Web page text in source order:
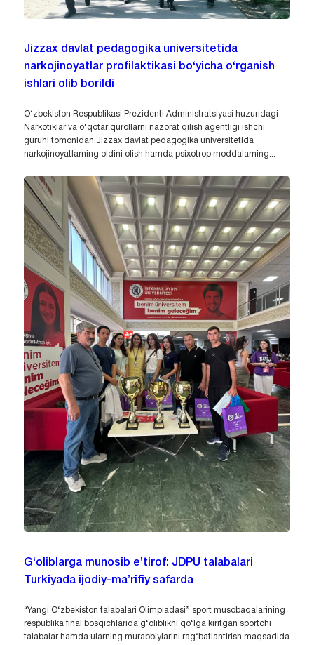
Jizzax davlat pedagogika universitetida
narkojinoyatlar profilaktikasi bo‘yicha o‘rganish
ishlari olib borildi
O‘zbekiston Respublikasi Prezidenti Administratsiyasi huzuridagi
Narkotiklar va o‘qotar qurollarni nazorat qilish agentligi ishchi
guruhi tomonidan Jizzax davlat pedagogika universitetida
narkojinoyatlarning oldini olish hamda psixotrop moddalarning...
G‘oliblarga munosib e’tirof: JDPU talabalari
Turkiyada ijodiy-ma’rifiy safarda
“Yangi O‘zbekiston talabalari Olimpiadasi” sport musobaqalarining
respublika final bosqichlarida g‘oliblikni qo‘lga kiritgan sportchi
talabalar hamda ularning murabbiylarini rag‘batlantirish maqsadida